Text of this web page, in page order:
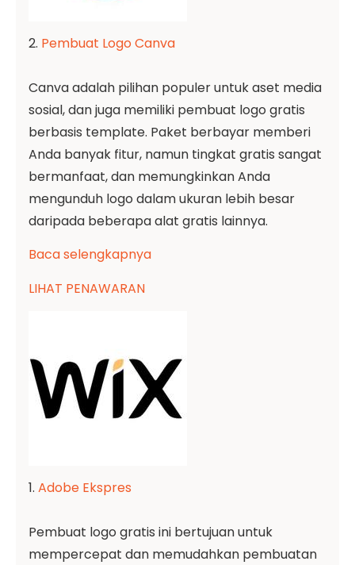
2. Pembuat Logo Canva
Canva adalah pilihan populer untuk aset media
sosial, dan juga memiliki pembuat logo gratis
berbasis template. Paket berbayar memberi
Anda banyak fitur, namun tingkat gratis sangat
bermanfaat, dan memungkinkan Anda
mengunduh logo dalam ukuran lebih besar
daripada beberapa alat gratis lainnya.
Baca selengkapnya
LIHAT PENAWARAN
1. Adobe Ekspres
Pembuat logo gratis ini bertujuan untuk
mempercepat dan memudahkan pembuatan